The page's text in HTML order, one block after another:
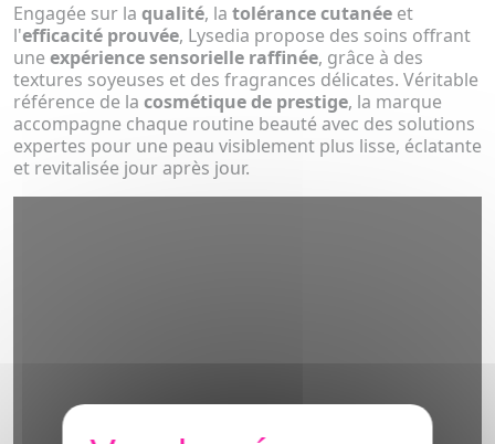
Engagée sur la qualité, la tolérance cutanée et
l'efficacité prouvée, Lysedia propose des soins offrant
une expérience sensorielle raffinée, grâce à des
textures soyeuses et des fragrances délicates. Véritable
référence de la cosmétique de prestige, la marque
accompagne chaque routine beauté avec des solutions
expertes pour une peau visiblement plus lisse, éclatante
et revitalisée jour après jour.